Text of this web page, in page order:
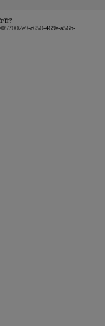
fr?
c650-469a-a56b-